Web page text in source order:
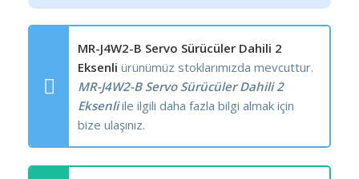
MR-J4W2-B Servo Sürücüler Dahili 2
Eksenli ürünümüz stoklarımızda mevcuttur.
MR-J4W2-B Servo Sürücüler Dahili 2
Eksenliile ilgili daha fazla bilgi almak için
bize ulaşınız.